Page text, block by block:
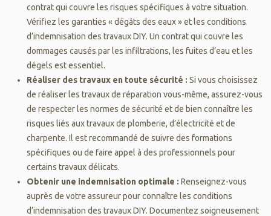
contrat qui couvre les risques spécifiques à votre situation.
Vérifiez les garanties « dégâts des eaux » et les conditions
d’indemnisation des travaux DIY. Un contrat qui couvre les
dommages causés par les infiltrations, les fuites d’eau et les
dégels est essentiel.
Réaliser des travaux en toute sécurité : Si vous choisissez
de réaliser les travaux de réparation vous-même, assurez-vous
de respecter les normes de sécurité et de bien connaître les
risques liés aux travaux de plomberie, d’électricité et de
charpente. Il est recommandé de suivre des formations
spécifiques ou de faire appel à des professionnels pour
certains travaux délicats.
Obtenir une indemnisation optimale : Renseignez-vous
auprès de votre assureur pour connaître les conditions
d’indemnisation des travaux DIY. Documentez soigneusement